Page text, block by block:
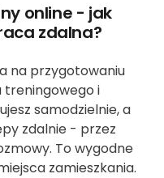
online - jak
zdalna?
na przygotowaniu
treningowego i
samodzielnie, a
zdalnie - przez
To wygodne
zamieszkania.